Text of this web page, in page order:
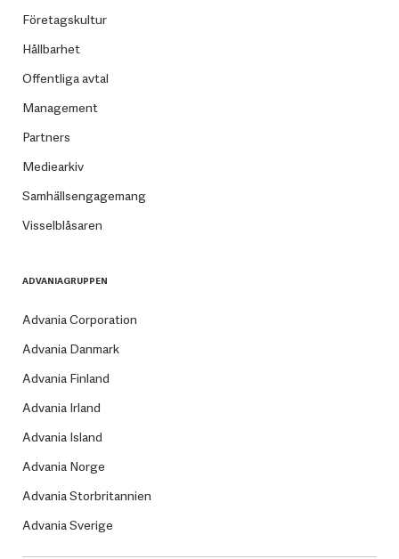
Företagskultur
Hållbarhet
Offentliga avtal
Management
Partners
Mediearkiv
Samhällsengagemang
Visselblåsaren
ADVANIAGRUPPEN
Advania Corporation
Advania Danmark
Advania Finland
Advania Irland
Advania Island
Advania Norge
Advania Storbritannien
Advania Sverige